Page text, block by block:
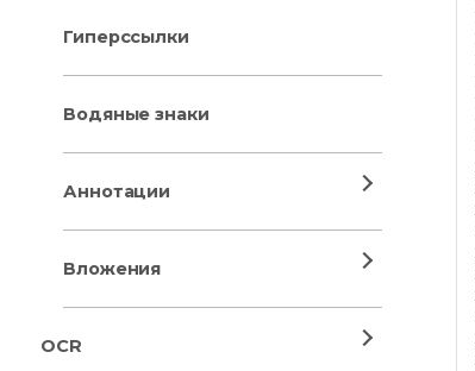
Гиперссылки
Водяные знаки
Аннотации
Вложения
OCR